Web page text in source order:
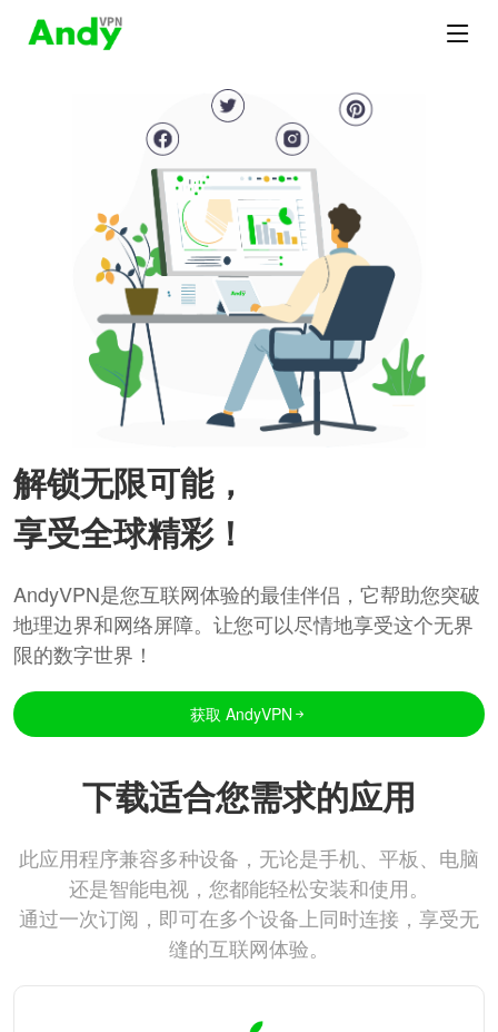
解锁无限可能，
享受全球精彩！
AndyVPN是您互联网体验的最佳伴侣，它帮助您突破
地理边界和网络屏障。让您可以尽情地享受这个无界
限的数字世界！
获取 AndyVPN
下载适合您需求的应用
此应用程序兼容多种设备，无论是手机、平板、电脑
还是智能电视，您都能轻松安装和使用。
通过一次订阅，即可在多个设备上同时连接，享受无
缝的互联网体验。